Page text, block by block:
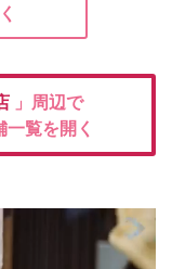
」周辺で
覧を開く